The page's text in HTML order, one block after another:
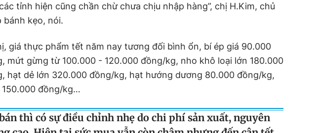
tỉnh hiện cũng chần chừ chưa chịu nhập hàng”, chị H.Kim, chủ
bánh kẹo, nói.
giá thực phẩm tết năm nay tương đối bình ổn, bí ép giá 90.000
mứt gừng từ 100.000 - 120.000 đồng/kg, nho khô loại lớn 180.000
hạt dẻ lớn 320.000 đồng/kg, hạt hướng dương 80.000 đồng/kg,
150.000 đồng/kg…
thì có sự điều chỉnh nhẹ do chi phí sản xuất, nguyên